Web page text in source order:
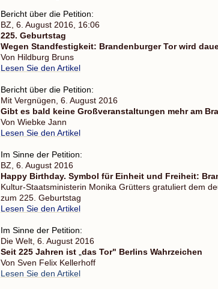
Bericht über die Petition:
BZ, 6. August 2016, 16:06
225. Geburtstag
Wegen Standfestigkeit: Brandenburger Tor wird
Von Hildburg Bruns
Lesen Sie den Artikel
Bericht über die Petition:
Mit Vergnügen, 6. August 2016
Gibt es bald keine Großveranstaltungen mehr am
Von Wiebke Jann
Lesen Sie den Artikel
Im Sinne der Petition:
BZ, 6. August 2016
Happy Birthday. Symbol für Einheit und Freiheit:
Kultur-Staatsministerin Monika Grütters gratuliert dem
zum 225. Geburtstag
Lesen Sie den Artikel
Im Sinne der Petition:
Die Welt, 6. August 2016
Seit 225 Jahren ist das Tor" Berlins Wahrzeichen
Von Sven Felix Kellerhoff
Lesen Sie den Artikel